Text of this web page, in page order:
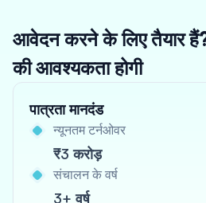
आवेदन करने के लिए तैयार
की आवश्यकता होगी
पात्रता मानदंड
न्यूनतम टर्नओवर
₹3 करोड़
संचालन के वर्ष
3+ वर्ष